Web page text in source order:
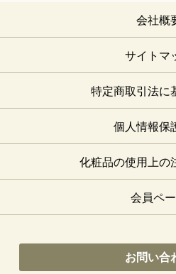
会社概
サイトマ
特定商取引法に
個人情報保
化粧品の使用上の
会員ペ
お問い合